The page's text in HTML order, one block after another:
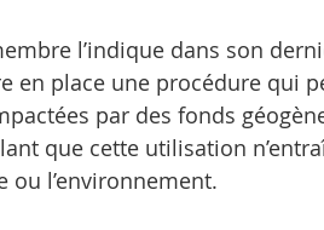
l’indique dans son
en place une procédure qui
par des fonds
que cette utilisation
ou l’environnement.